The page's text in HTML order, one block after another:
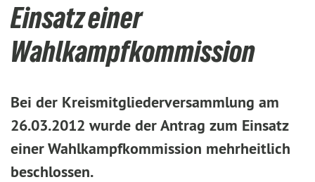
Einsatz einer
Wahlkampfkommission
Bei der Kreismitgliederversammlung am
26.03.2012 wurde der Antrag zum Einsatz
einer Wahlkampfkommission mehrheitlich
beschlossen.